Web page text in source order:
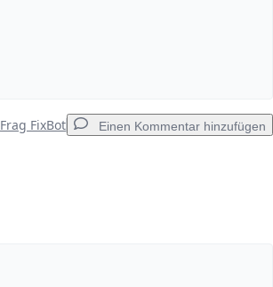
Frag FixBot Einen Kommentar hinzufügen